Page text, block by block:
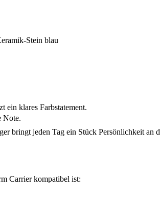
Stein blau
ein klares Farbstatement.
Note.
bringt jeden Tag ein Stück Persönlichkeit an
Carrier kompatibel ist: